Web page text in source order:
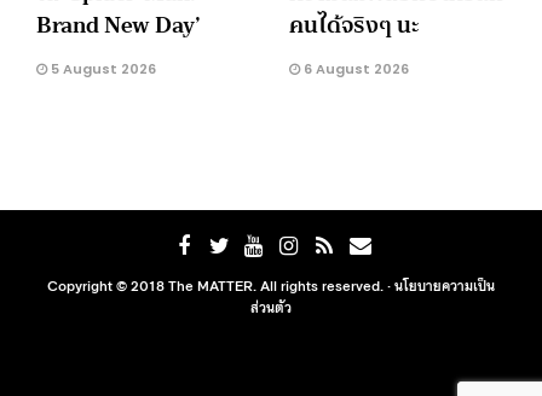
Brand New Day’
5 August 2026
คนได้จริงๆ นะ
6 August 2026
Copyright © 2018 The MATTER. All rights reserved. ·นโยบายความเป็น
ส่วนตัว